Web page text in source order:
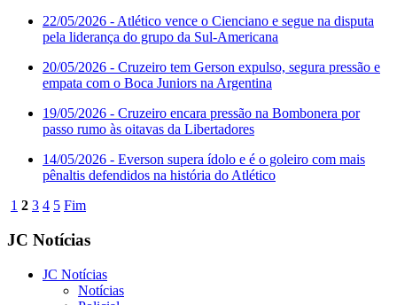
22/05/2026 - Atlético vence o Cienciano e segue na disputa
pela liderança do grupo da Sul-Americana
20/05/2026 - Cruzeiro tem Gerson expulso, segura pressão e
empata com o Boca Juniors na Argentina
19/05/2026 - Cruzeiro encara pressão na Bombonera por
passo rumo às oitavas da Libertadores
14/05/2026 - Everson supera ídolo e é o goleiro com mais
pênaltis defendidos na história do Atlético
1 2 3 4 5 Fim
JC Notícias
JC Notícias
Notícias